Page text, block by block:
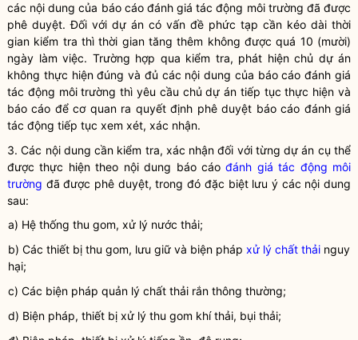
các nội dung của báo cáo đánh giá tác động môi trường đã được
phê duyệt. Đối với dự án có vấn đề phức tạp cần kéo dài thời
gian kiểm tra thì thời gian tăng thêm không được quá 10 (mười)
ngày làm việc. Trường hợp qua kiểm tra, phát hiện chủ dự án
không thực hiện đúng và đủ các nội dung của báo cáođánh giá
tác động môi trường thì yêu cầu chủ dự án tiếp tục thực hiện và
báo cáo để cơ quan ra quyết định phê duyệt báo cáo đánh giá
tác động tiếp tục xem xét, xác nhận.
3. Các nội dung cần kiểm tra, xác nhận đối với từng dự án cụ thể
được thực hiện theo nội dung báo cáođánh giá tác động môi
trường đã được phê duyệt, trong đó đặc biệt lưu ý các nội dung
sau:
a) Hệ thống thu gom, xử lý nước thải;
b) Các thiết bị thu gom, lưu giữ và biện pháp xử lý chất thải nguy
hại;
c) Các biện pháp quản lý chất thải rắn thông thường;
d) Biện pháp, thiết bị xử lý thu gom khí thải, bụi thải;